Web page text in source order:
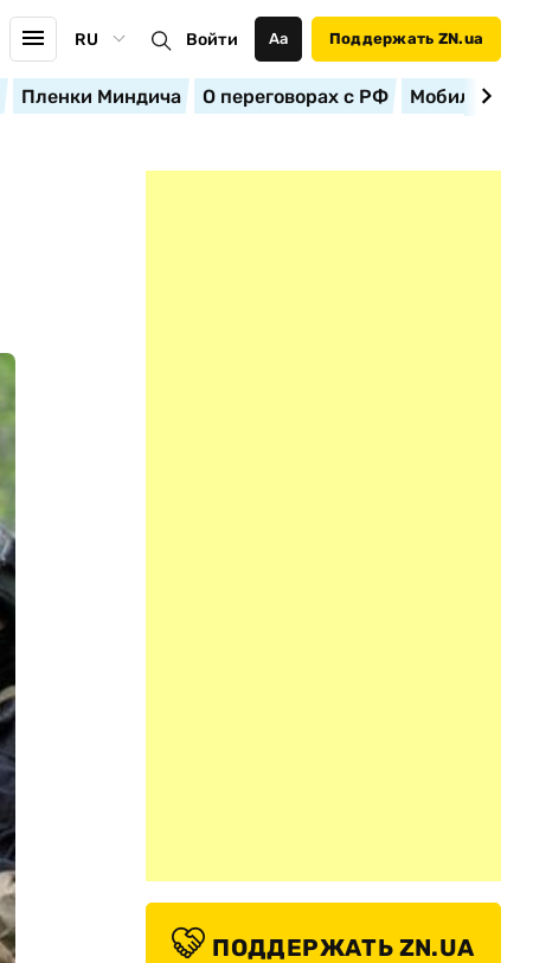
RU Войти Аа Поддержать ZN.ua
Пленки Миндича О переговорах с РФ
ПОДДЕРЖАТЬ ZN.UA